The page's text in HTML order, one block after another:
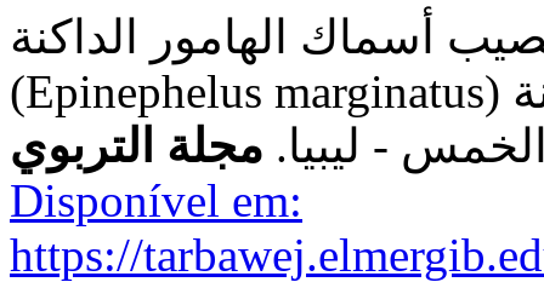
أسماك الهامور الداكنة
(Epinephelus marginatus) المصطادة من شواطئ مدينة
- ليبيا. مجلة التربوي
Disponível em:
https://